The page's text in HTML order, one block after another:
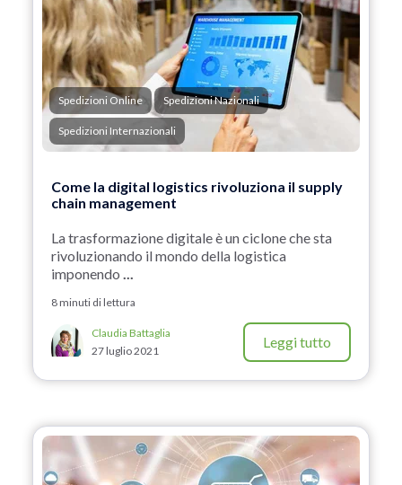
Spedizioni Online Spedizioni Nazionali
Spedizioni Internazionali
Come la digital logistics rivoluziona il supply
chain management
La trasformazione digitale è un ciclone che sta
rivoluzionando il mondo della logistica
imponendo ...
8 minuti di lettura
Claudia Battaglia
27 luglio 2021
Leggi tutto